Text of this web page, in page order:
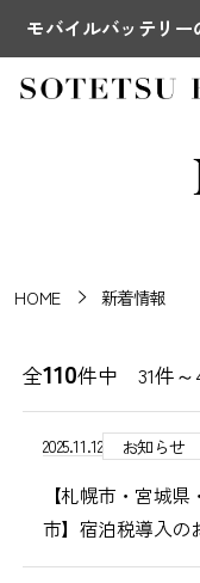
モバイルバッテリ
HOME 新着情報
全110件中 31件～
2025.11.12 お知らせ
【札幌市・宮城
市】宿泊税導入の